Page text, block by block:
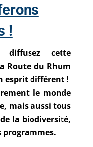
!
cette
Route du Rhum
esprit différent !
le monde
mais aussi tous
la biodiversité,
programmes.